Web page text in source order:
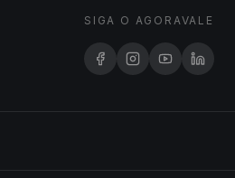
SIGA O AGORAVALE